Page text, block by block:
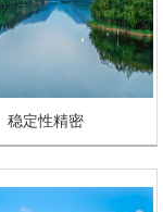
稳定性精密